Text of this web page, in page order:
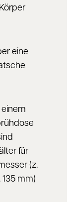
eine
für
(z.
135 mm)